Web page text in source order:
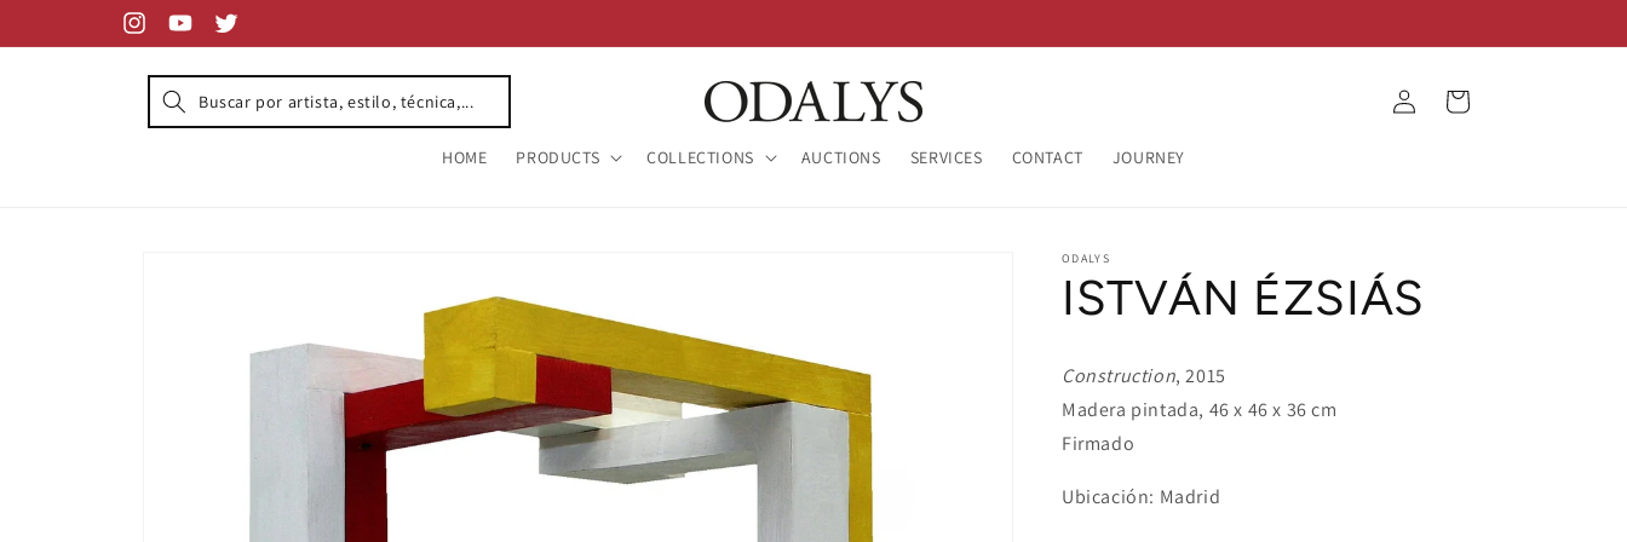
InstagramYouTubeTwitter
HOME PRODUCTS COLLECTIONS AUCTIONS SERVICES CONTACT JOURNEY
Log
in
Cart
ODALYS
ISTVÁN ÉZSIÁS
Construction, 2015
Madera pintada, 46 x 46 x 36 cm
Firmado
Ubicación: Madrid